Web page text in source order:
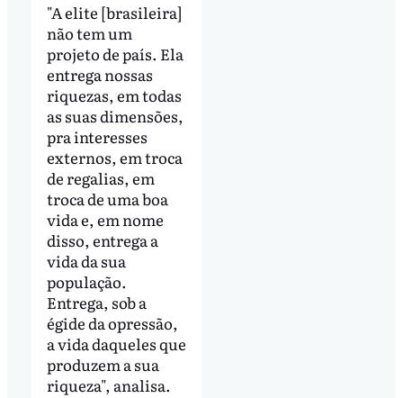
"A elite [brasileira]
não tem um
projeto de país. Ela
entrega nossas
riquezas, em todas
as suas dimensões,
pra interesses
externos, em troca
de regalias, em
troca de uma boa
vida e, em nome
disso, entrega a
vida da sua
população.
Entrega, sob a
égide da opressão,
a vida daqueles que
produzem a sua
riqueza", analisa.